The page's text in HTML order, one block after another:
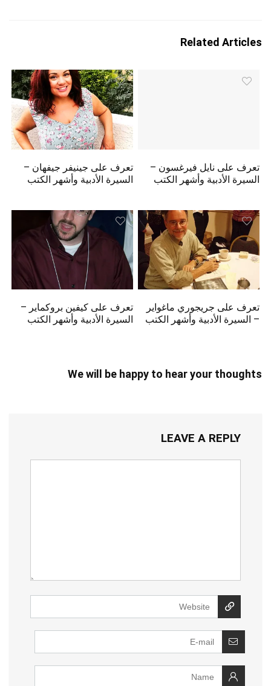
Related Articles
تعرف على نايل فيرغسون –
السيرة الأدبية وأشهر الكتب
تعرف على جينيفر جيفهان –
السيرة الأدبية وأشهر الكتب
تعرف على جريجوري ماغواير
– السيرة الأدبية وأشهر الكتب
تعرف على كيفين بروكماير –
السيرة الأدبية وأشهر الكتب
We will be happy to hear your thoughts
LEAVE A REPLY